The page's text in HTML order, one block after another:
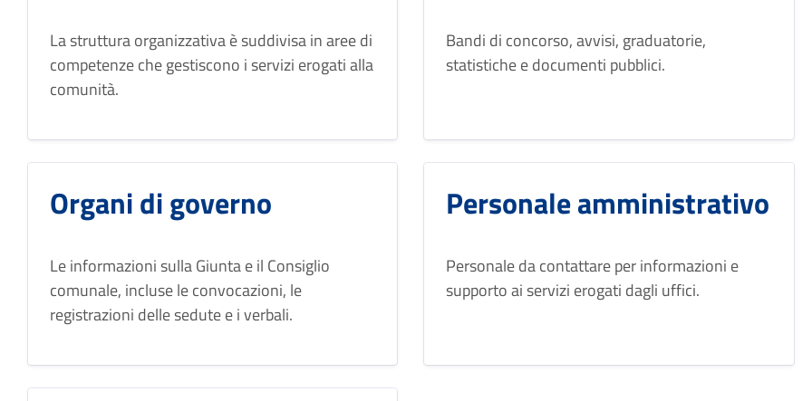
La struttura organizzativa è suddivisa in aree di
competenze che gestiscono i servizi erogati alla
comunità.
Bandi di concorso, avvisi, graduatorie,
statistiche e documenti pubblici.
Organi di governo
Le informazioni sulla Giunta e il Consiglio
comunale, incluse le convocazioni, le
registrazioni delle sedute e i verbali.
Personale amministrativo
Personale da contattare per informazioni e
supporto ai servizi erogati dagli uffici.